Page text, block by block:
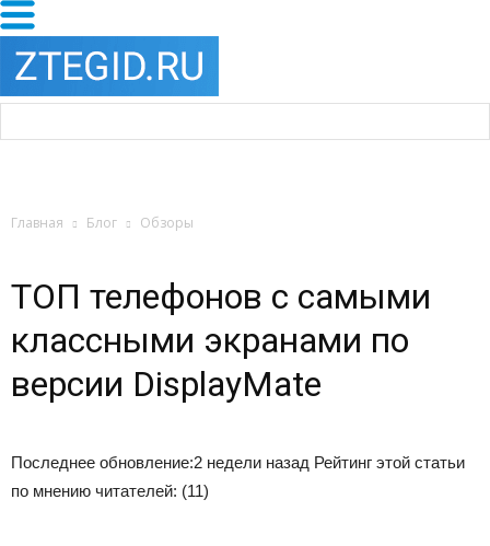
Главная Блог Обзоры
ТОП телефонов с самыми
классными экранами по
версии DisplayMate
Последнее обновление:2 недели назад Рейтинг этой статьи
по мнению читателей: (11)